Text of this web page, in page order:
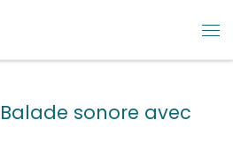
Balade sonore avec